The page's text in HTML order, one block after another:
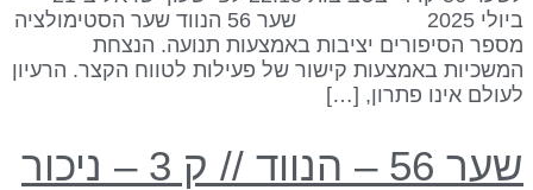
ביולי 2025 שער 56 הנווד שער הסטימולציה
הסיפורים יציבות באמצעות תנועה. הנצחת
באמצעות קישור של פעילות לטווח הקצר. הרעיון
אינו פתרון, […]
– הנווד // ק 3 – ניכור